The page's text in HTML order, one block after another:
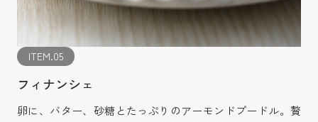
ITEM.05
フィナンシェ
卵に、バター、砂糖とたっぷりのアーモンドプードル。贅